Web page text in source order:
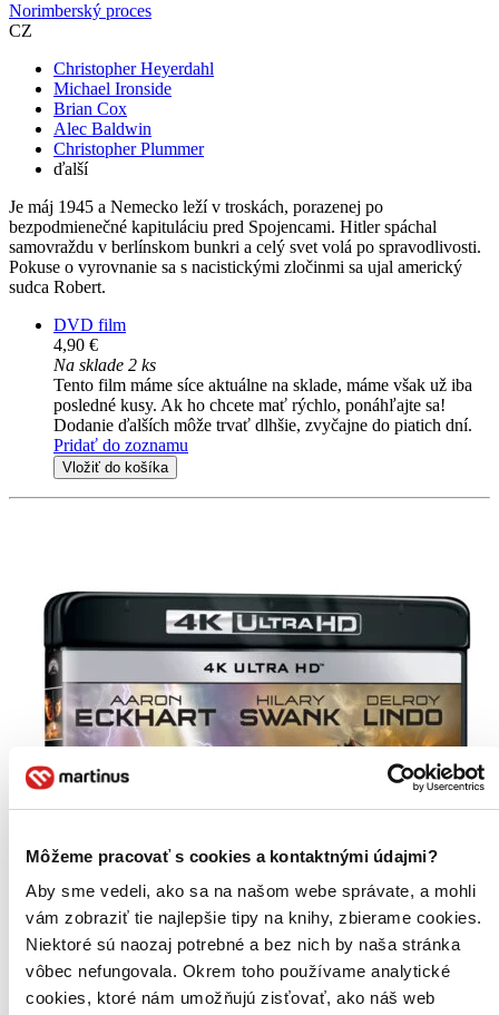
Môžeme pracovať s cookies a kontaktnými údajmi?
Aby sme vedeli, ako sa na našom webe správate, a mohli
vám zobraziť tie najlepšie tipy na knihy, zbierame cookies.
Niektoré sú naozaj potrebné a bez nich by naša stránka
vôbec nefungovala. Okrem toho používame analytické
cookies, ktoré nám umožňujú zisťovať, ako náš web
Norimberský proces
CZ
Christopher Heyerdahl
Michael Ironside
Brian Cox
Alec Baldwin
Christopher Plummer
ďalší
Je máj 1945 a Nemecko leží v troskách, porazenej po
bezpodmienečné kapituláciu pred Spojencami. Hitler spáchal
samovraždu v berlínskom bunkri a celý svet volá po spravodlivosti.
Pokuse o vyrovnanie sa s nacistickými zločinmi sa ujal americký
sudca Robert.
DVD film
4,90 €
Na sklade 2 ks
Tento film máme síce aktuálne na sklade, máme však už iba
posledné kusy. Ak ho chcete mať rýchlo, ponáhľajte sa!
Dodanie ďalších môže trvať dlhšie, zvyčajne do piatich dní.
Pridať do zoznamu
Vložiť do košíka